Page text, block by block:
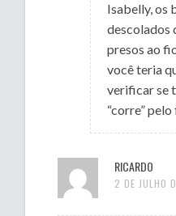
Isabelly, os
descolados
presos ao
você teria
verificar se
“corre”
RICARDO
2 DE JULHO